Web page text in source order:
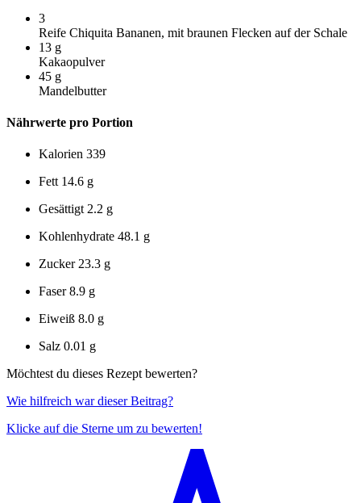
3
Reife Chiquita Bananen, mit braunen Flecken auf der Schale
13 g
Kakaopulver
45 g
Mandelbutter
Nährwerte pro Portion
Kalorien 339
Fett 14.6 g
Gesättigt2.2 g
Kohlenhydrate 48.1 g
Zucker23.3 g
Faser8.9 g
Eiweiß 8.0 g
Salz 0.01 g
Möchtest du dieses Rezept bewerten?
Wie hilfreich war dieser Beitrag?
Klicke auf die Sterne um zu bewerten!